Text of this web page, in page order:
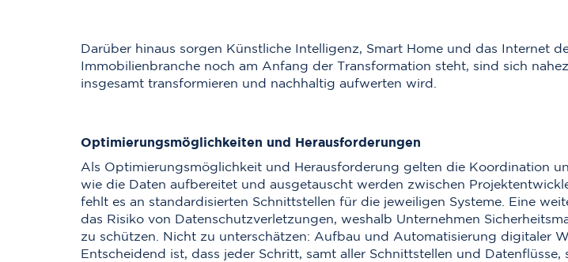
Darüber hinaus sorgen Künstliche Intelligenz, Smart Home und das Internet
Immobilienbranche noch am Anfang der Transformation steht, sind sich
insgesamt transformieren und nachhaltig aufwerten wird.
Optimierungsmöglichkeiten und Herausforderungen
Als Optimierungsmöglichkeit und Herausforderung gelten die Koordination
wie die Daten aufbereitet und ausgetauscht werden zwischen
fehlt es an standardisierten Schnittstellen für die jeweiligen Systeme. Eine
das Risiko von Datenschutzverletzungen, weshalb Unternehmen
zu schützen. Nicht zu unterschätzen: Aufbau und Automatisierung digitaler
Entscheidend ist, dass jeder Schritt, samt aller Schnittstellen und